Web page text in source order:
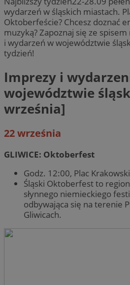
wydarzeń w śląskich miastach.
Oktoberfeście? Chcesz doznać
muzyką? Zapoznaj się ze
i wydarzeń w województwie
tydzień!
Imprezy i
województwie
września]
22 września
GLIWICE: Oktoberfest
Godz. 12:00, Plac Krakowski
Śląski Oktoberfest to
słynnego niemieckiego
odbywająca się na terenie
Gliwicach.